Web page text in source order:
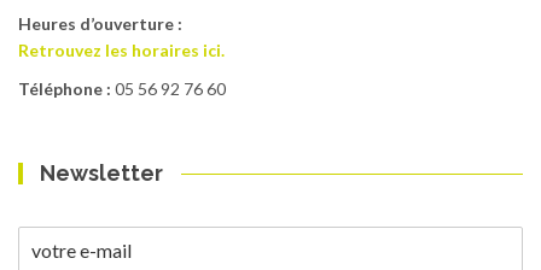
Heures d’ouverture :
Retrouvez les horaires ici.
Téléphone : 05 56 92 76 60
Newsletter